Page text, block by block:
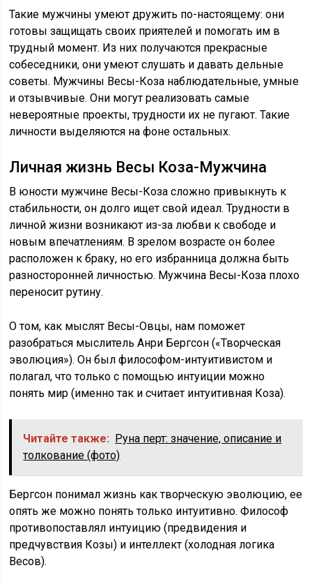
Такие мужчины умеют дружить по-настоящему: они
готовы защищать своих приятелей и помогать им в
трудный момент. Из них получаются прекрасные
собеседники, они умеют слушать и давать дельные
советы. Мужчины Весы-Коза наблюдательные, умные
и отзывчивые. Они могут реализовать самые
невероятные проекты, трудности их не пугают. Такие
личности выделяются на фоне остальных.
Личная жизнь Весы Коза-Мужчина
В юности мужчине Весы-Коза сложно привыкнуть к
стабильности, он долго ищет свой идеал. Трудности в
личной жизни возникают из-за любви к свободе и
новым впечатлениям. В зрелом возрасте он более
расположен к браку, но его избранница должна быть
разносторонней личностью. Мужчина Весы-Коза плохо
переносит рутину.
О том, как мыслят Весы-Овцы, нам поможет
разобраться мыслитель Анри Бергсон («Творческая
эволюция»). Он был философом-интуитивистом и
полагал, что только с помощью интуиции можно
понять мир (именно так и считает интуитивная Коза).
Читайте также: Руна перт: значение, описание и
толкование (фото)
Бергсон понимал жизнь как творческую эволюцию, ее
опять же можно понять только интуитивно. Философ
противопоставлял интуицию (предвидения и
предчувствия Козы) и интеллект (холодная логика
Весов).